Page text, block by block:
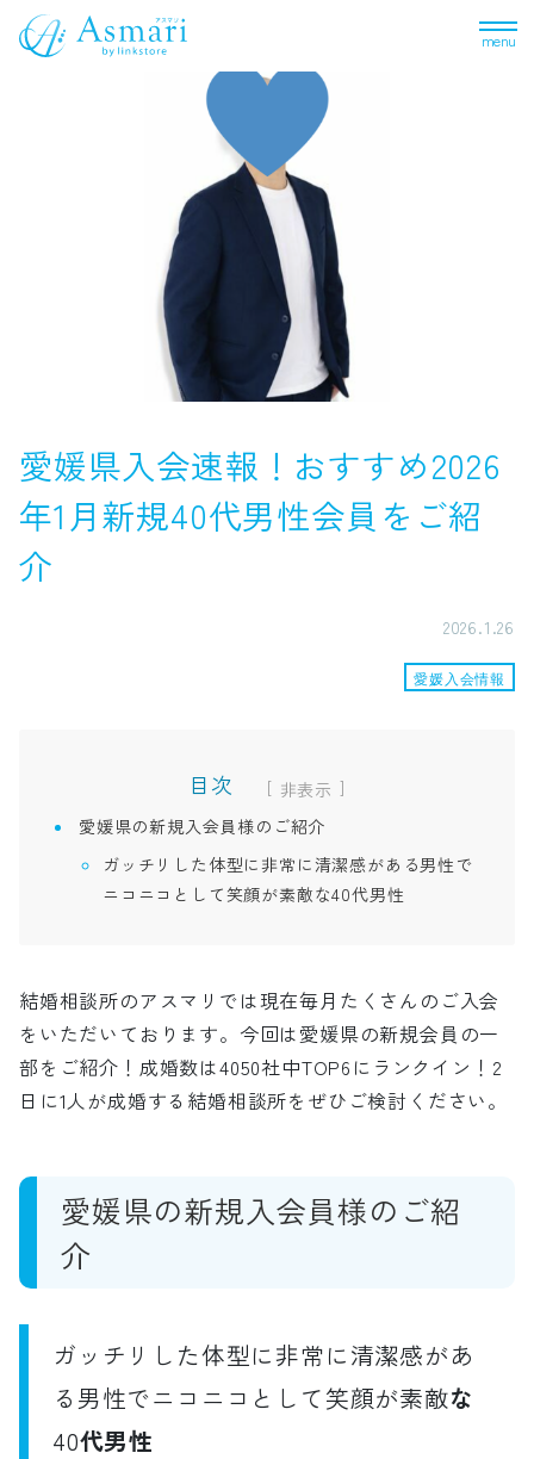
menu
愛媛県入会速報！おすすめ2026
年1月新規40代男性会員をご紹
介
2026.1.26
愛媛入会情報
目次 [
]
愛媛県の新規入会員様のご紹介
ガッチリした体型に非常に清潔感がある男性で
ニコニコとして笑顔が素敵な40代男性
結婚相談所のアスマリでは現在毎月たくさんのご入会
をいただいております。今回は愛媛県の新規会員の一
部をご紹介！成婚数は4050社中TOP6にランクイン！2
日に1人が成婚する結婚相談所をぜひご検討ください。
愛媛県の新規入会員様のご紹
介
ガッチリした体型に非常に清潔感があ
る男性でニコニコとして笑顔が素敵な
40代男性